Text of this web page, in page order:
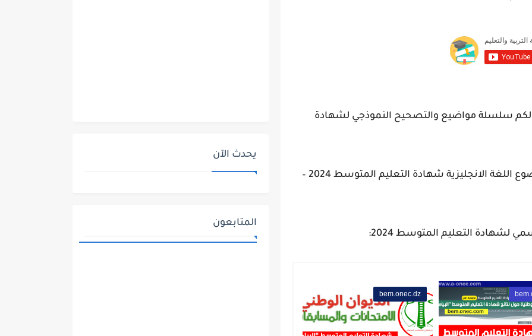
لكم سلسلة مواضيع والتصحيح النموذجي لشهادة
اللغة الانجليزية
شهادة التعليم المتوسط 2024 –
لشهادة التعليم المتوسط 2024:
bem.onec.dz
يحدث الآن
المتابعون